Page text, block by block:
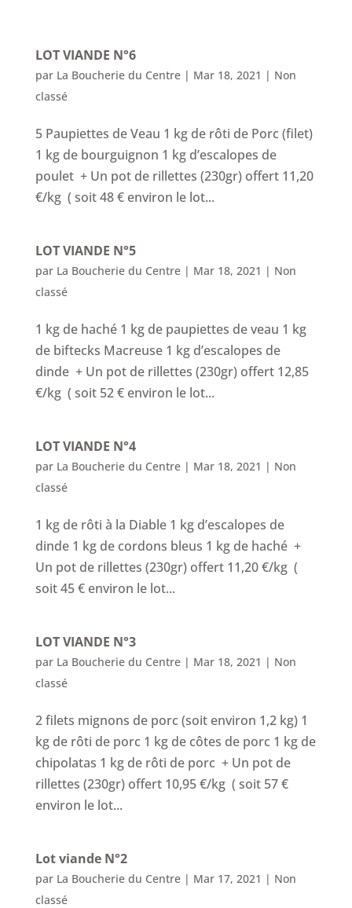
LOT VIANDE N°6
par La Boucherie du Centre| Mar 18, 2021 | Non
classé
5 Paupiettes de Veau 1 kg de rôti de Porc (filet)
1 kg de bourguignon 1 kg d’escalopes de
poulet + Un pot de rillettes (230gr) offert 11,20
€/kg ( soit 48 € environ le lot...
LOT VIANDE N°5
par La Boucherie du Centre| Mar 18, 2021 | Non
classé
1 kg de haché 1 kg de paupiettes de veau 1 kg
de biftecks Macreuse 1 kg d’escalopes de
dinde + Un pot de rillettes (230gr) offert 12,85
€/kg ( soit 52 € environ le lot...
LOT VIANDE N°4
par La Boucherie du Centre| Mar 18, 2021 | Non
classé
1 kg de rôti à la Diable 1 kg d’escalopes de
dinde 1 kg de cordons bleus 1 kg de haché +
Un pot de rillettes (230gr) offert 11,20 €/kg (
soit 45 € environ le lot...
LOT VIANDE N°3
par La Boucherie du Centre| Mar 18, 2021 | Non
classé
2 filets mignons de porc (soit environ 1,2 kg) 1
kg de rôti de porc 1 kg de côtes de porc 1 kg de
chipolatas 1 kg de rôti de porc + Un pot de
rillettes (230gr) offert 10,95 €/kg ( soit 57 €
environ le lot...
Lot viande N°2
par La Boucherie du Centre| Mar 17, 2021 | Non
classé